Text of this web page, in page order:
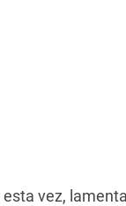
vez,